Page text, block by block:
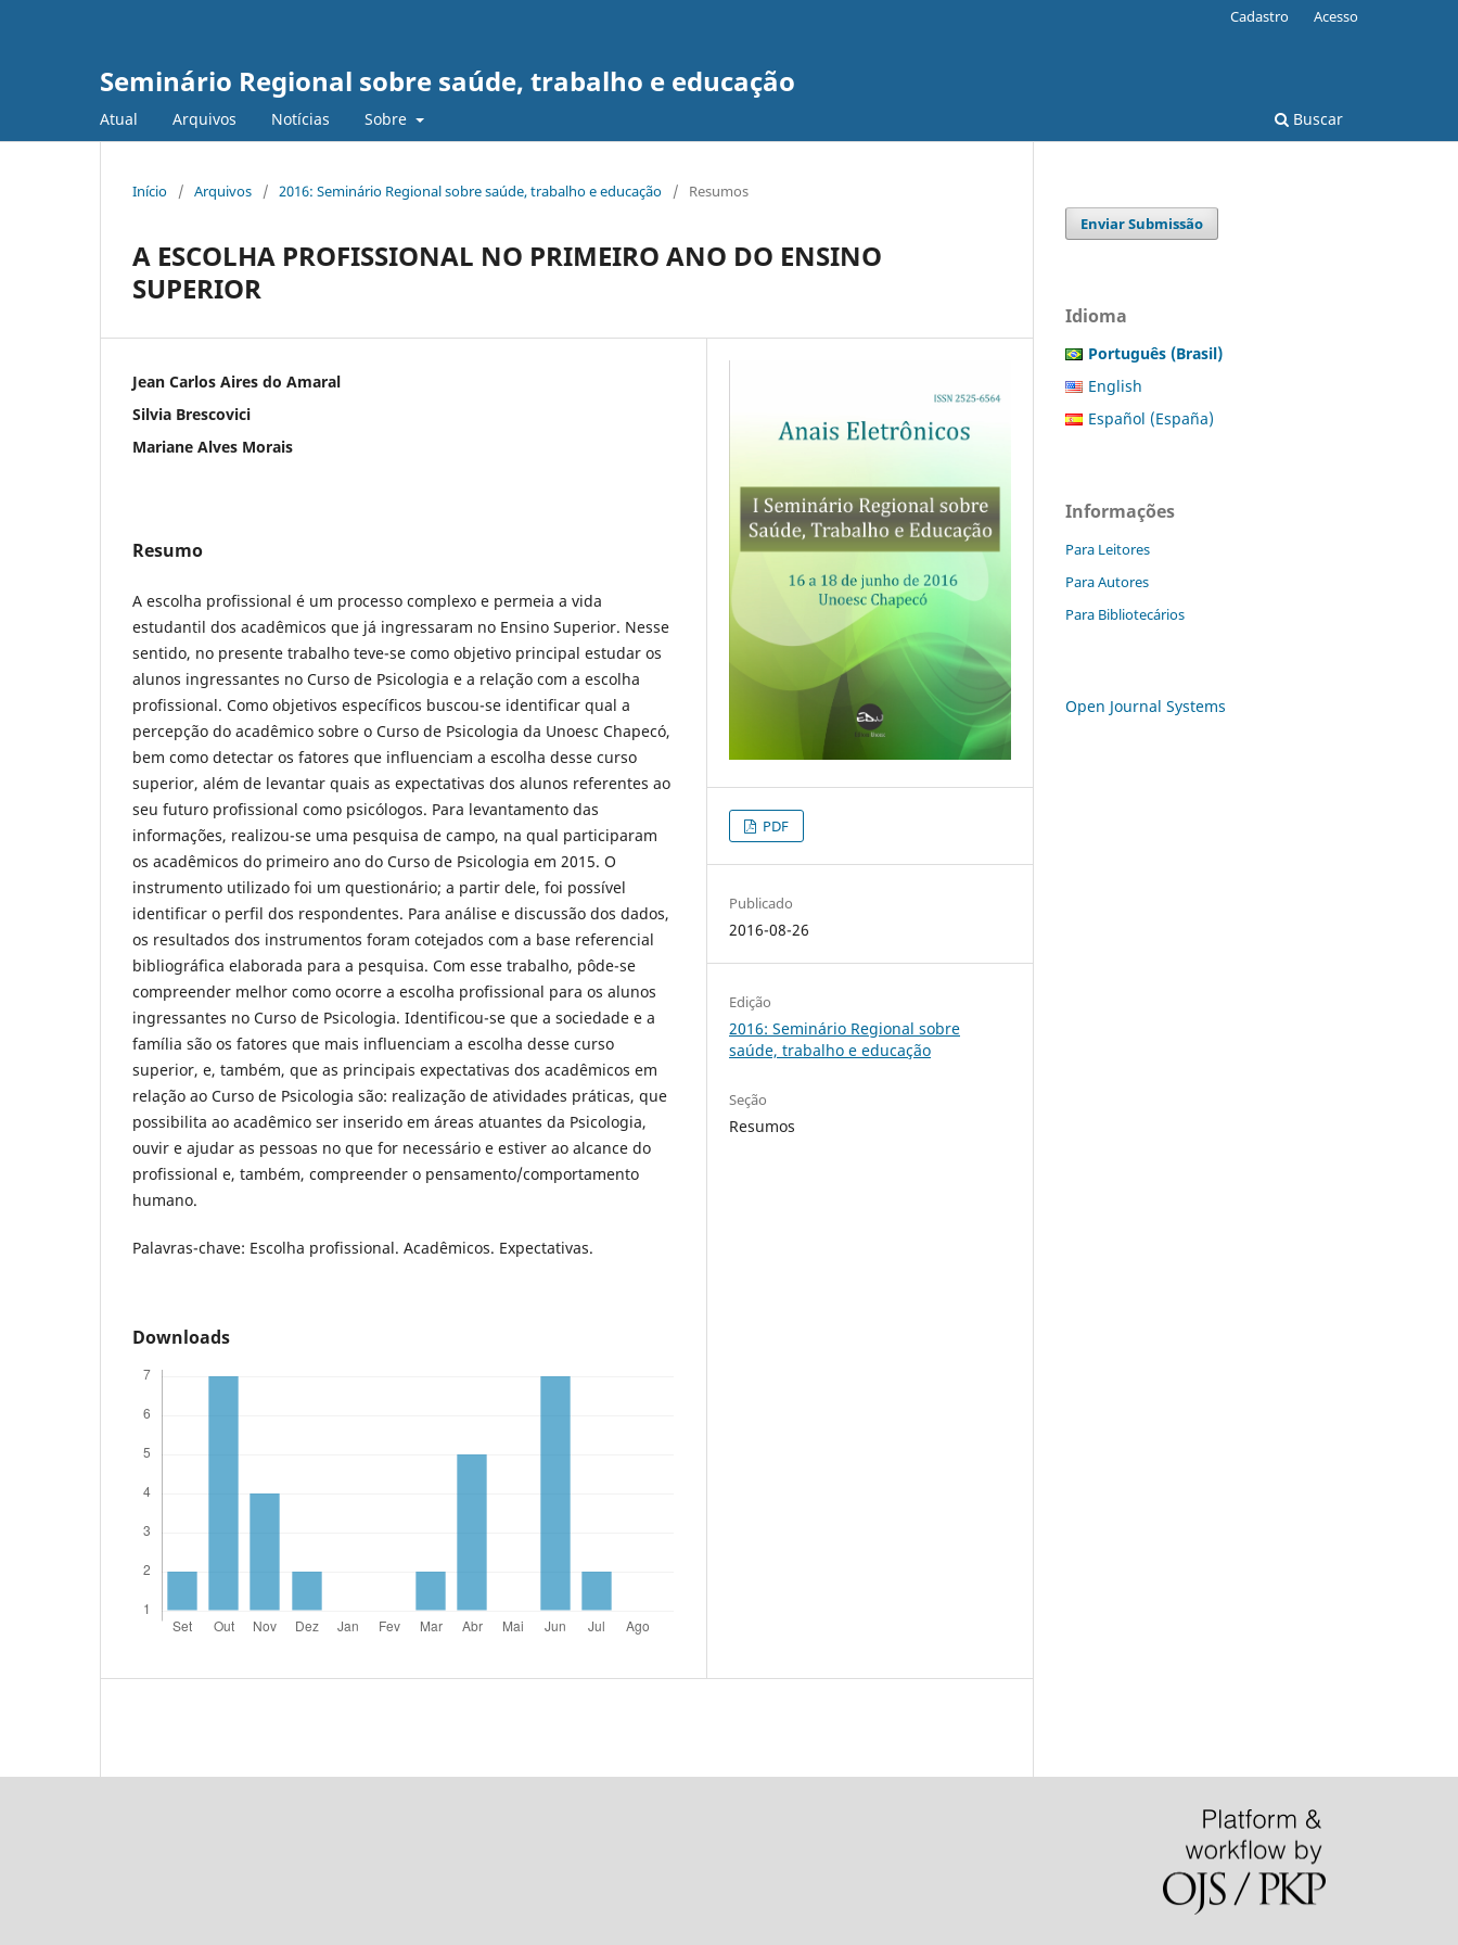
Seminário Regional sobre saúde, trabalho e educação
Atual Arquivos Notícias Sobre Buscar
Cadastro Acesso
Início / Arquivos / 2016: Seminário Regional sobre saúde, trabalho e educação / Resumos
A ESCOLHA PROFISSIONAL NO PRIMEIRO ANO DO ENSINO
SUPERIOR
Jean Carlos Aires do Amaral
Silvia Brescovici
Mariane Alves Morais
Resumo
A escolha profissional é um processo complexo e permeia a vida
estudantil dos acadêmicos que já ingressaram no Ensino Superior. Nesse
sentido, no presente trabalho teve-se como objetivo principal estudar os
alunos ingressantes no Curso de Psicologia e a relação com a escolha
profissional. Como objetivos específicos buscou-se identificar qual a
percepção do acadêmico sobre o Curso de Psicologia da Unoesc Chapecó,
bem como detectar os fatores que influenciam a escolha desse curso
superior, além de levantar quais as expectativas dos alunos referentes ao
seu futuro profissional como psicólogos. Para levantamento das
informações, realizou-se uma pesquisa de campo, na qual participaram
os acadêmicos do primeiro ano do Curso de Psicologia em 2015. O
instrumento utilizado foi um questionário; a partir dele, foi possível
identificar o perfil dos respondentes. Para análise e discussão dos dados,
os resultados dos instrumentos foram cotejados com a base referencial
bibliográfica elaborada para a pesquisa. Com esse trabalho, pôde-se
compreender melhor como ocorre a escolha profissional para os alunos
ingressantes no Curso de Psicologia. Identificou-se que a sociedade e a
família são os fatores que mais influenciam a escolha desse curso
superior, e, também, que as principais expectativas dos acadêmicos em
relação ao Curso de Psicologia são: realização de atividades práticas, que
possibilita ao acadêmico ser inserido em áreas atuantes da Psicologia,
ouvir e ajudar as pessoas no que for necessário e estiver ao alcance do
profissional e, também, compreender o pensamento/comportamento
humano.
Palavras-chave: Escolha profissional. Acadêmicos. Expectativas.
Downloads
PDF
Publicado
2016-08-26
Edição
2016: Seminário Regional sobre
saúde, trabalho e educação
Seção
Resumos
Enviar Submissão
Idioma
Português (Brasil)
English
Español (España)
Informações
Para Leitores
Para Autores
Para Bibliotecários
Open Journal Systems